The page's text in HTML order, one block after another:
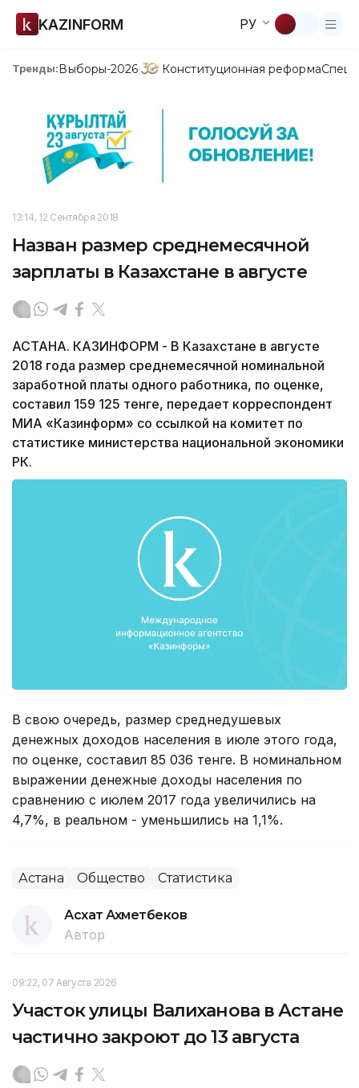
KAZINFORM РУ
Тренды:Выборы-2026 Конституционная реформа
13:14, 12 Сентября 2018
Назван размер среднемесячной
зарплаты в Казахстане в августе
АСТАНА. КАЗИНФОРМ - В Казахстане в августе
2018 года размер среднемесячной номинальной
заработной платы одного работника, по оценке,
составил 159 125 тенге, передает корреспондент
МИА «Казинформ» со ссылкой на комитет по
статистике министерства национальной экономики
РК.
В свою очередь, размер среднедушевых
денежных доходов населения в июле этого года,
по оценке, составил 85 036 тенге. В номинальном
выражении денежные доходы населения по
сравнению с июлем 2017 года увеличились на
4,7%, в реальном - уменьшились на 1,1%.
Астана Общество Статистика
Асхат Ахметбеков
Автор
09:22, 07 Августа 2026
Участок улицы Валиханова в Астане
частично закроют до 13 августа